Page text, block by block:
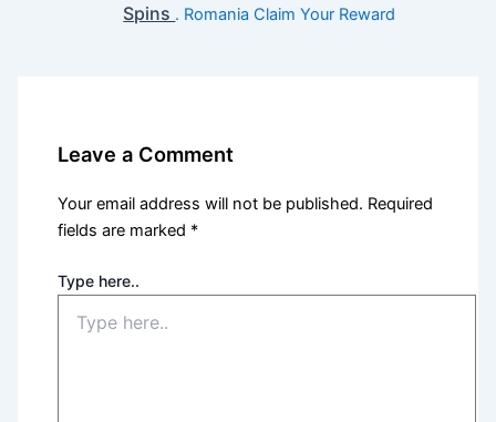
Spins . Romania Claim Your Reward
Leave a Comment
Your email address will not be published. Required
fields are marked *
Type here..